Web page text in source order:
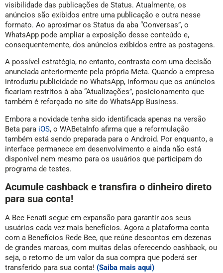
visibilidade das publicações de Status. Atualmente, os
anúncios são exibidos entre uma publicação e outra nesse
formato. Ao aproximar os Status da aba “Conversas”, o
WhatsApp pode ampliar a exposição desse conteúdo e,
consequentemente, dos anúncios exibidos entre as postagens.
A possível estratégia, no entanto, contrasta com uma decisão
anunciada anteriormente pela própria Meta. Quando a empresa
introduziu publicidade no WhatsApp, informou que os anúncios
ficariam restritos à aba “Atualizações”, posicionamento que
também é reforçado no site do WhatsApp Business.
Embora a novidade tenha sido identificada apenas na versão
Beta para iOS, o WABetaInfo afirma que a reformulação
também está sendo preparada para o Android. Por enquanto, a
interface permanece em desenvolvimento e ainda não está
disponível nem mesmo para os usuários que participam do
programa de testes.
Acumule cashback e transfira o dinheiro direto
para sua conta!
A Bee Fenati segue em expansão para garantir aos seus
usuários cada vez mais benefícios. Agora a plataforma conta
com a Benefícios Rede Bee, que reúne descontos em dezenas
de grandes marcas, com muitas delas oferecendo cashback, ou
seja, o retorno de um valor da sua compra que poderá ser
transferido para sua conta! (Saiba mais aqui)